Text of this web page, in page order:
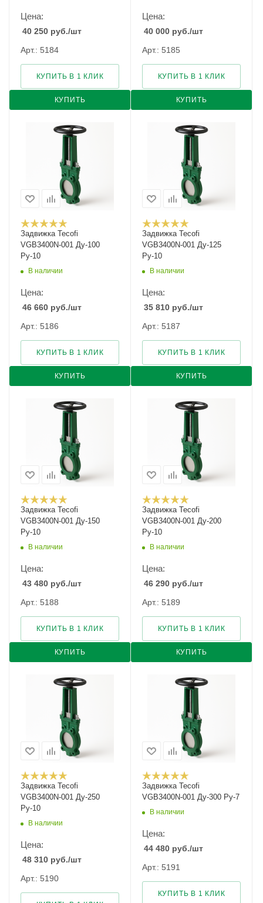
Цена:
40 250 руб./шт
Арт.: 5184
КУПИТЬ
КУПИТЬ В 1 КЛИК
Цена:
40 000 руб./шт
Арт.: 5185
КУПИТЬ
КУПИТЬ В 1 КЛИК
Задвижка Tecofi
VGB3400N-001 Ду-100
Ру-10
В наличии
Цена:
46 660 руб./шт
Арт.: 5186
КУПИТЬ
КУПИТЬ В 1 КЛИК
Задвижка Tecofi
VGB3400N-001 Ду-125
Ру-10
В наличии
Цена:
35 810 руб./шт
Арт.: 5187
КУПИТЬ
КУПИТЬ В 1 КЛИК
Задвижка Tecofi
VGB3400N-001 Ду-150
Ру-10
В наличии
Цена:
43 480 руб./шт
Арт.: 5188
КУПИТЬ
КУПИТЬ В 1 КЛИК
Задвижка Tecofi
VGB3400N-001 Ду-200
Ру-10
В наличии
Цена:
46 290 руб./шт
Арт.: 5189
КУПИТЬ
КУПИТЬ В 1 КЛИК
Задвижка Tecofi
VGB3400N-001 Ду-250
Ру-10
В наличии
Цена:
48 310 руб./шт
Арт.: 5190
Задвижка Tecofi
VGB3400N-001 Ду-300 Ру-7
В наличии
Цена:
44 480 руб./шт
Арт.: 5191
КУПИТЬ В 1 КЛИК